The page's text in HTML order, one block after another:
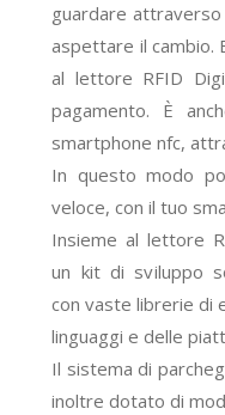
guardare
aspettare il cambio.
al lettore RFID
pagamento. È
smartphone nfc,
In questo modo
veloce, con il tuo
Insieme al lettore
un kit di sviluppo
con vaste librerie di
linguaggi e delle
Il sistema di
inoltre dotato di